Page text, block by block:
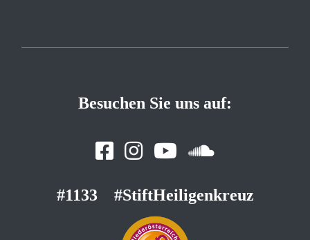
Besuchen Sie uns auf:
#1133 #StiftHeiligenkreuz